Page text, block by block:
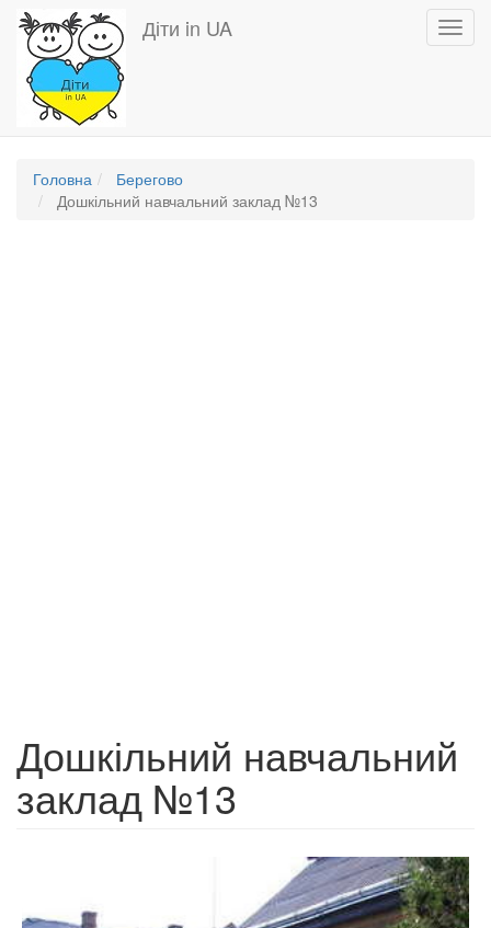
Перейти
основного
вмісту
Діти in UA
Головна
Берегово
Дошкільний навчальний заклад №13
Дошкільний навчальний
заклад №13